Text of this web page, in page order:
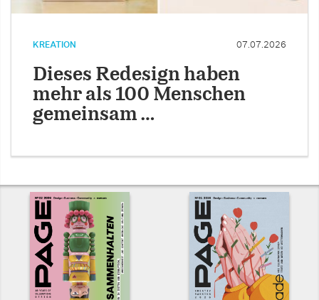
KREATION 07.07.2026
Dieses Redesign haben
mehr als 100 Menschen
gemeinsam …